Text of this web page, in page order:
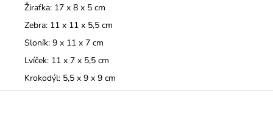
Žirafka: 17 x 8 x 5 cm
Zebra: 11 x 11 x 5,5 cm
Sloník: 9 x 11 x 7 cm
Lvíček: 11 x 7 x 5,5 cm
Krokodýl: 5,5 x 9 x 9 cm